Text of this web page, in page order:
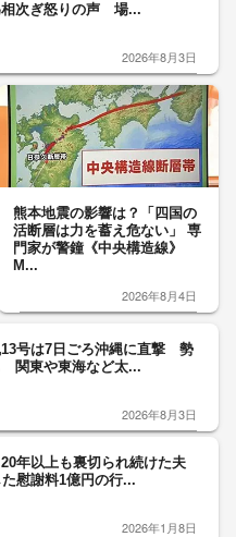
相次ぎ怒りの声 場...
2026年8月3日
熊本地震の影響は？「四国の
活断層は力を蓄え危ない」 専
門家が警鐘《中央構造線》
M...
2026年8月4日
13号は7日ごろ沖縄に直撃 勢
関東や東海など太...
2026年8月3日
年以上も裏切られ続けた夫
慰謝料1億円の行...
2026年1月8日